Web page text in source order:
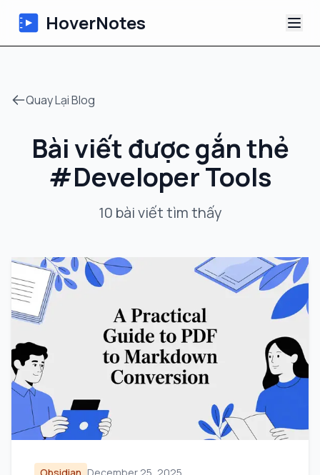
HoverNotes
Ghi chú Video AI
Hướng dẫn
Quay Lại Blog
Bài viết được gắn thẻ
#Developer Tools
10 bài viếttìm thấy